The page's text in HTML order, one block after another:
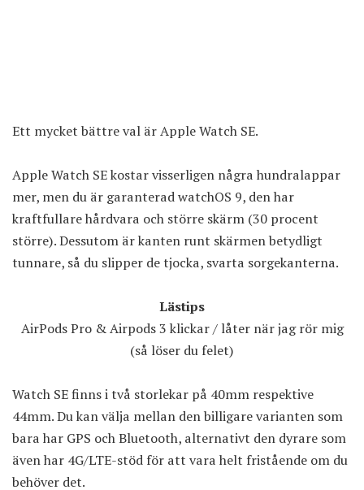
Ett mycket bättre val ärApple Watch SE.
Apple Watch SE kostar visserligen några hundralappar
mer, men du är garanterad watchOS 9, den har
kraftfullare hårdvara och större skärm (30 procent
större). Dessutom är kanten runt skärmen betydligt
tunnare, så du slipper de tjocka, svarta sorgekanterna.
Lästips
AirPods Pro & Airpods 3 klickar / låter när jag rör mig
(så löser du felet)
Watch SE finns i två storlekar på 40mm respektive
44mm. Du kan välja mellan den billigare varianten som
bara har GPS och Bluetooth, alternativt den dyrare som
även har 4G/LTE-stöd för att vara helt fristående om du
behöver det.